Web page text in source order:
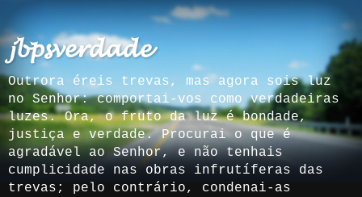
𝓳𝓫𝓹𝓼𝓿𝓮𝓻𝓭𝓪𝓭𝓮
Outrora éreis trevas, mas agora sois luz
no Senhor: comportai-vos como verdadeiras
luzes. Ora, o fruto da luz é bondade,
justiça e verdade. Procurai o que é
agradável ao Senhor, e não tenhais
cumplicidade nas obras infrutíferas das
trevas; pelo contrário, condenai-as